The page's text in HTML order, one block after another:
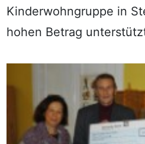
Kinderwohngruppe in
hohen Betrag